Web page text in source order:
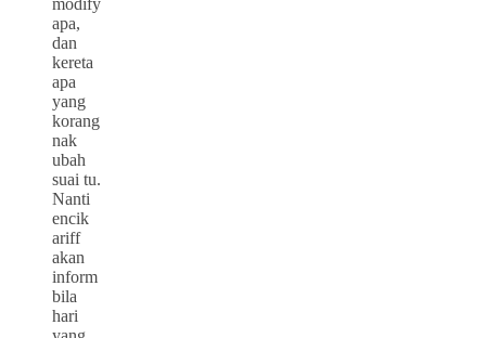
modify
apa,
dan
kereta
apa
yang
korang
nak
ubah
suai tu.
Nanti
encik
ariff
akan
inform
bila
hari